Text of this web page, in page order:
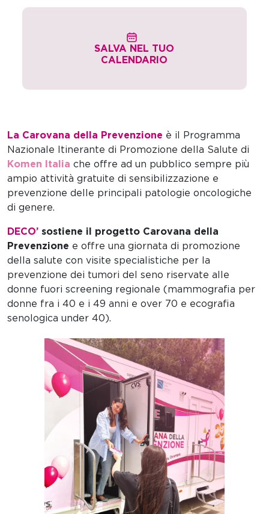
SALVA NEL TUO
CALENDARIO
La Carovana della Prevenzione è il Programma
Nazionale Itinerante di Promozione della Salute di
Komen Italia che offre ad un pubblico sempre più
ampio attività gratuite di sensibilizzazione e
prevenzione delle principali patologie oncologiche
di genere.
DECO’ sostiene il progetto Carovana della
Prevenzione e offre una giornata di promozione
della salute con visite specialistiche per la
prevenzione dei tumori del seno riservate alle
donne fuori screening regionale (mammografia per
donne fra i 40 e i 49 anni e over 70 e ecografia
senologica under 40).